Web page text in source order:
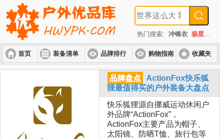
热门搜索: 冲锋衣 极星
首页 装备清单 品牌排行 购物指南
入门套装 进阶套装 高端套装
收藏夹
品牌盘点
ActionFox快乐狐
狸最值得买的户外装备大盘点
快乐狐狸源自挪威运动休闲户
外品牌“ActionFox”，
ActionFox主要产品为帽子、
太阳镜、防晒T恤、旅行包等